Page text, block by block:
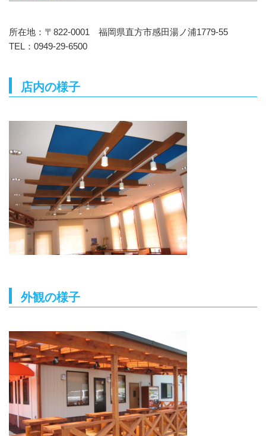
所在地：〒822-0001 福岡県直方市感田湯ノ浦1779-55
TEL：0949-29-6500
店内の様子
外観の様子